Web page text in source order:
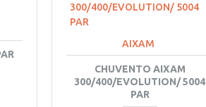
AIXAM
CHUVENTO AIXAM
300/400/EVOLUTION/ 5004
PAR